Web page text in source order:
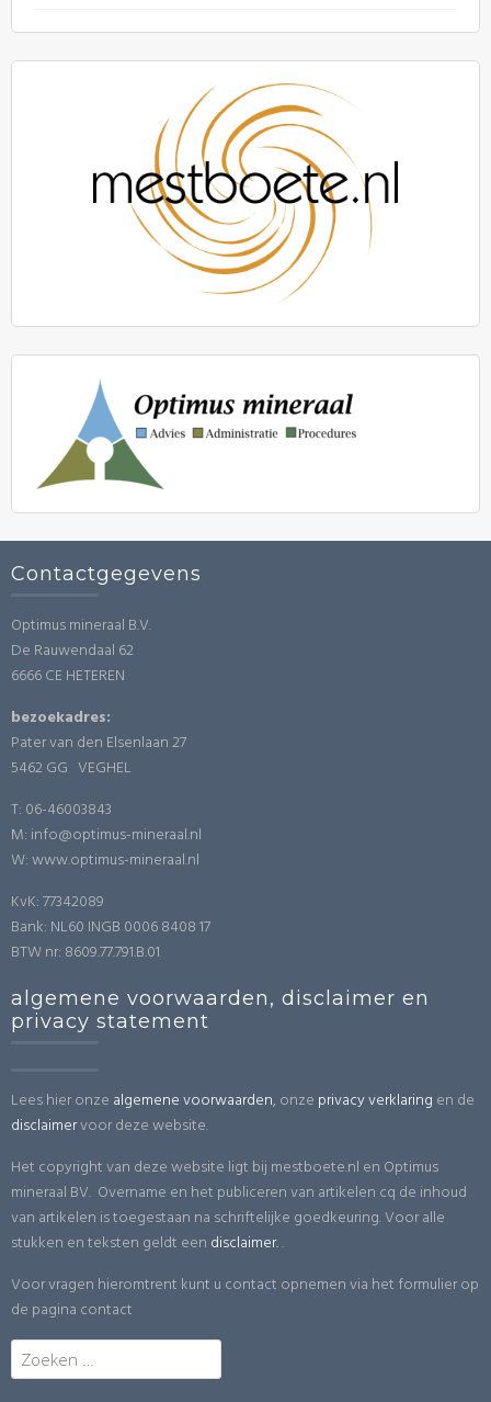
Contactgegevens
Optimus mineraal B.V.
De Rauwendaal 62
6666 CE HETEREN
bezoekadres:
Pater van den Elsenlaan 27
5462 GG VEGHEL
T: 06-46003843
M: info@optimus-mineraal.nl
W: www.optimus-mineraal.nl
KvK: 77342089
Bank: NL60 INGB 0006 8408 17
BTW nr: 8609.77.791.B.01
algemene voorwaarden, disclaimer en
privacy statement
Lees hier onze algemene voorwaarden, onze privacy verklaring en de
disclaimervoor deze website.
Het copyright van deze website ligt bij mestboete.nl en Optimus
mineraal BV. Overname en het publiceren van artikelen cq de inhoud
van artikelen is toegestaan na schriftelijke goedkeuring. Voor alle
stukken en teksten geldt een disclaimer..
Voor vragen hieromtrent kunt u contact opnemen via het formulier op
de pagina contact
Zoeken
naar: